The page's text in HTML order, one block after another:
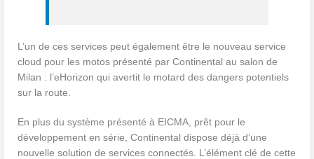
L’un de ces services peut également être le nouveau service
cloud pour les motos présenté par Continental au salon de
Milan : l’eHorizon qui avertit le motard des dangers potentiels
sur la route.
En plus du système présenté à EICMA, prêt pour le
développement en série, Continental dispose déjà d’une
nouvelle solution de services connectés. L’élément clé de cette